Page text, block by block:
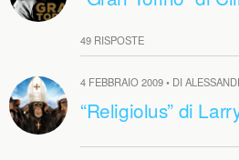
49 RISPOSTE
4 FEBBRAIO 2009 • DI
“Religiolus” di